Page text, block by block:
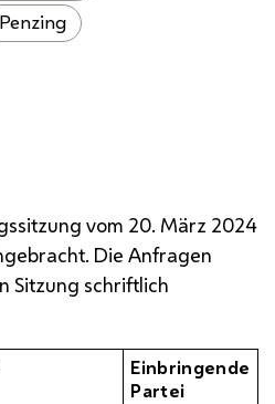
Penzing
vom 20. März 2024
Die Anfragen
Sitzung schriftlich
Einbringende
Partei